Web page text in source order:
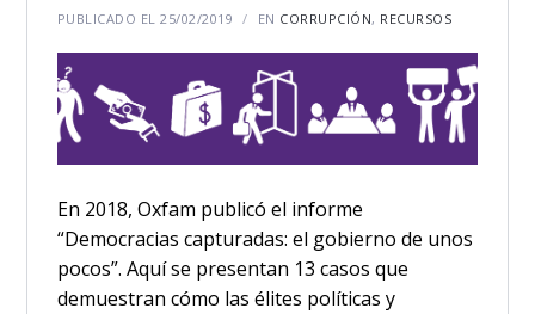
PUBLICADO EL 25/02/2019 EN CORRUPCIÓN, RECURSOS
En 2018, Oxfam publicó el informe
“Democracias capturadas: el gobierno de unos
pocos”. Aquí se presentan 13 casos que
demuestran cómo las élites políticas y